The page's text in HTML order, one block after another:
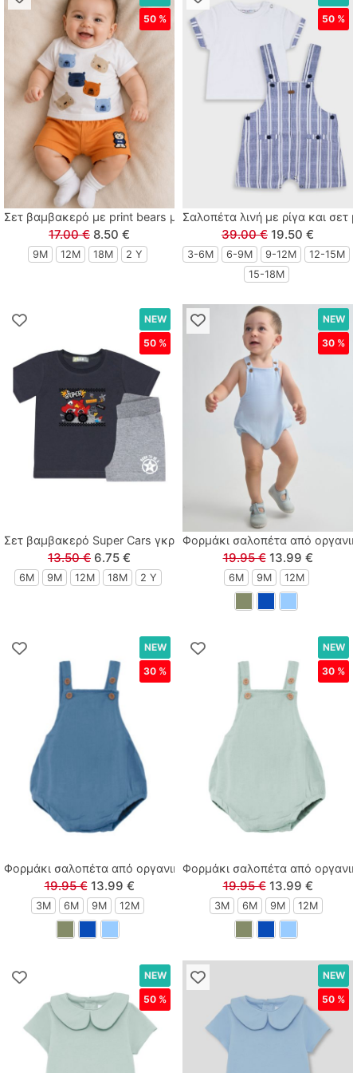
Σετ βαμβακερό με print bears μπεζ
17.00 € 8.50 €
9M 12M 18M 2 Y
50 %
Σαλοπέτα λινή με ρίγα και σετ
39.00 € 19.50 €
3-6M 6-9M 9-12Μ
12-15Μ
15-18Μ
50 %
Σετ βαμβακερό Super Cars γκρι
13.50 € 6.75 €
6M 9M 12M 18M 2 Y
NEW
50 %
Φορμάκι σαλοπέτα από
19.95 € 13.99 €
6M 9M 12M
NEW
30 %
Φορμάκι σαλοπέτα από οργανικό βαμβάκι σε κουτί δώρου μπλε
19.95 € 13.99 €
3M 6M 9M 12M
NEW
30 %
Φορμάκι σαλοπέτα από
19.95 € 13.99 €
3M 6M 9M 12M
NEW
30 %
NEW
50 %
NEW
50 %
Linverno Knitwear
Lonome
Losan
Losan Kids
M & S
MARIO ALESSANDRO
Prod
Queen Fashion
Sarah Chole
Sprint
Sweet Baby
Tortue
Zenia